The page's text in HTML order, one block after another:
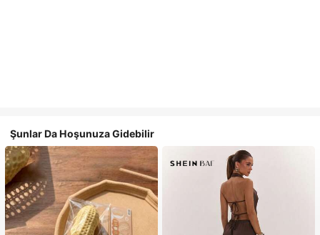
Şunlar Da Hoşunuza Gidebilir